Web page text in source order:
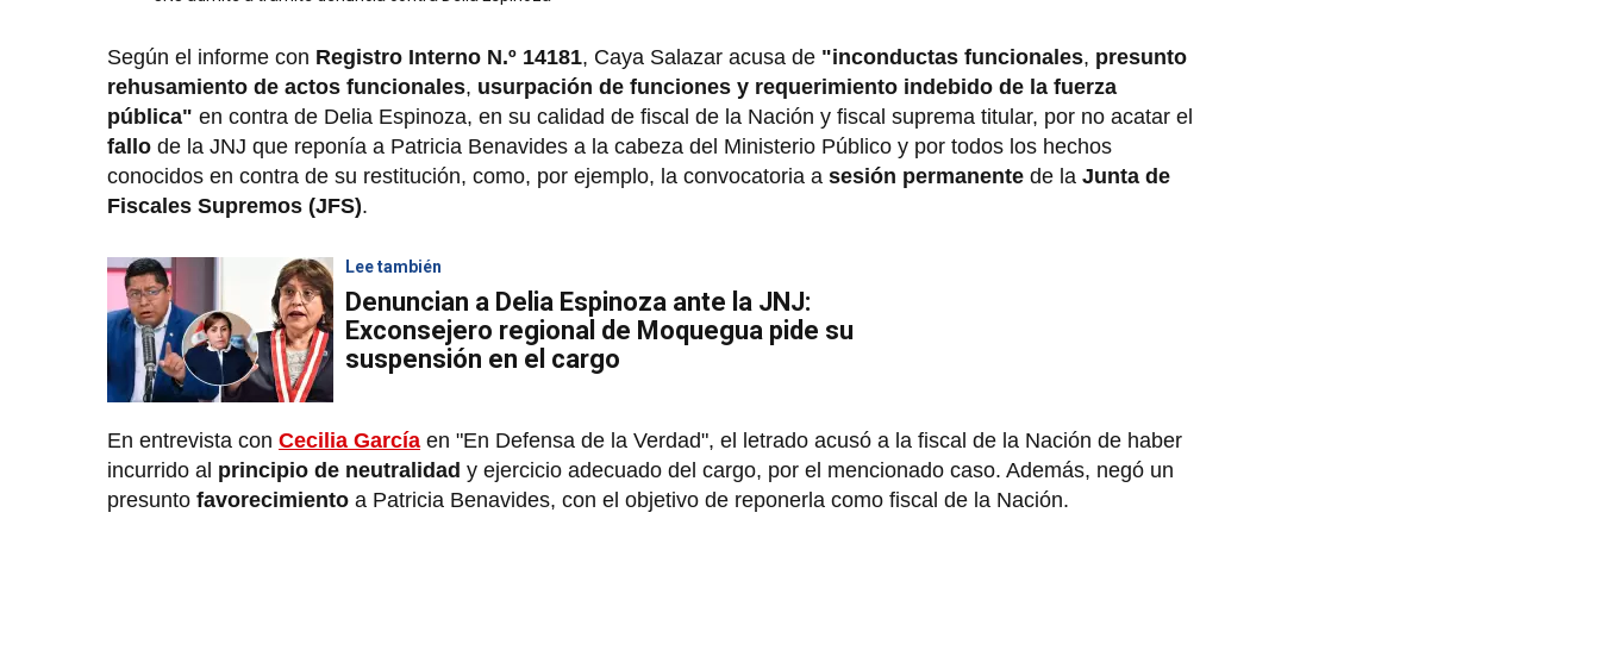
Según el informe con Registro Interno N.º 14181, Caya Salazar acusa de "inconductas funcionales, presunto
rehusamiento de actos funcionales, usurpación de funciones y requerimiento indebido de la fuerza
pública" en contra de Delia Espinoza, en su calidad de fiscal de la Nación y fiscal suprema titular, por no acatar el
fallo de la JNJ que reponía a Patricia Benavides a la cabeza del Ministerio Público y por todos los hechos
conocidos en contra de su restitución, como, por ejemplo, la convocatoria a sesión permanente de la Junta de
Fiscales Supremos (JFS).
Lee también
Denuncian a Delia Espinoza ante la JNJ:
Exconsejero regional de Moquegua pide su
suspensión en el cargo
En entrevista con Cecilia García en "En Defensa de la Verdad", el letrado acusó a la fiscal de la Nación de haber
incurrido al principio de neutralidad y ejercicio adecuado del cargo, por el mencionado caso. Además, negó un
presunto favorecimiento a Patricia Benavides, con el objetivo de reponerla como fiscal de la Nación.